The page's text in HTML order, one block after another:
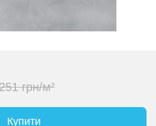
грн/м²
Купити